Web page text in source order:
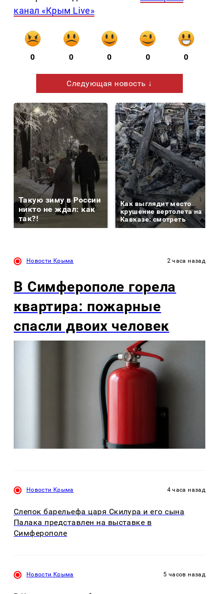
канал «Крым Live»
0 0 0 0 0
Следующая новость ↓
Такую зиму в России
никто не ждал: как
так?!
Как выглядит место
крушение вертолета на
Кавказе: смотреть
Новости Крыма 2 часа назад
В Симферополе горела
квартира: пожарные
спасли двоих человек
Новости Крыма 4 часа назад
Слепок барельефа царя Скилура и его сына
Палака представлен на выставке в
Симферополе
Новости Крыма 5 часов назад